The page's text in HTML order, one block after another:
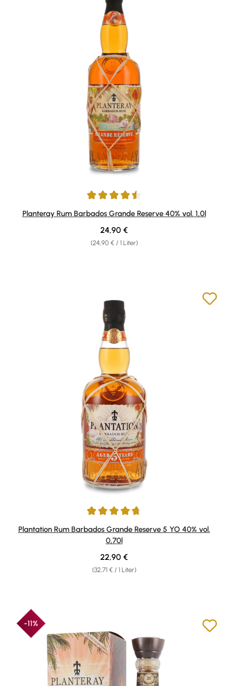
Durchschnittliche Bewertung von 4.4 von 5 Sternen
Planteray Rum Barbados Grande Reserve 40% vol. 1,0l
(24,90 € / 1 Liter)
Regulärer Preis:
24,90 €
Durchschnittliche Bewertung von 4.8 von 5 Sternen
Plantation Rum Barbados Grande Reserve 5 YO 40% vol.
0,70l
(32,71 € / 1 Liter)
Regulärer Preis:
22,90 €
-11%